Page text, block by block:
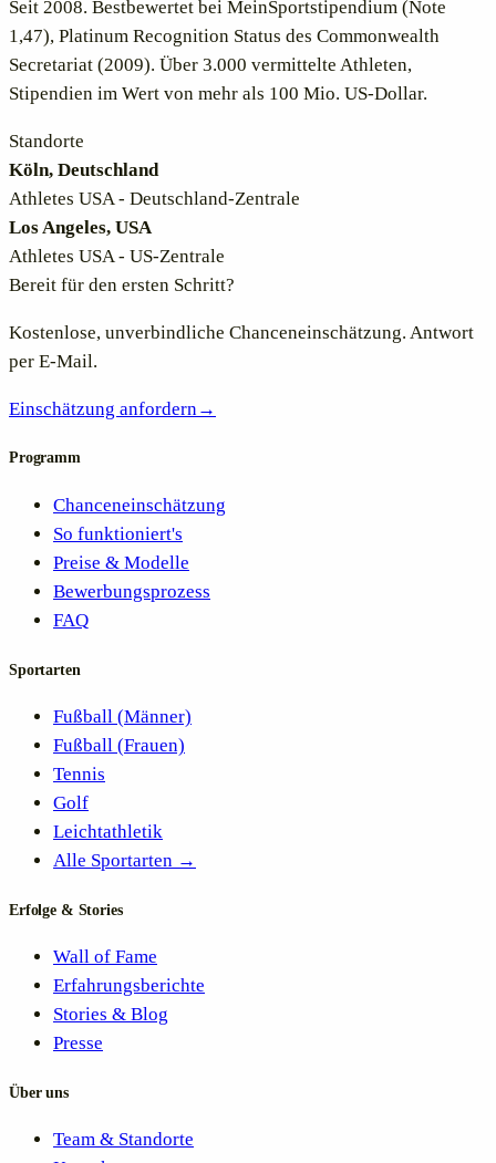
Seit 2008. Bestbewertet bei MeinSportstipendium (Note
1,47), Platinum Recognition Status des Commonwealth
Secretariat (2009). Über 3.000 vermittelte Athleten,
Stipendien im Wert von mehr als 100 Mio. US-Dollar.
Standorte
Köln, Deutschland
Athletes USA - Deutschland-Zentrale
Los Angeles, USA
Athletes USA - US-Zentrale
Bereit für den ersten Schritt?
Kostenlose, unverbindliche Chanceneinschätzung. Antwort
per E-Mail.
Einschätzung anfordern→
Programm
Chanceneinschätzung
So funktioniert's
Preise & Modelle
Bewerbungsprozess
FAQ
Sportarten
Fußball (Männer)
Fußball (Frauen)
Tennis
Golf
Leichtathletik
Alle Sportarten →
Erfolge & Stories
Wall of Fame
Erfahrungsberichte
Stories & Blog
Presse
Über uns
Team & Standorte